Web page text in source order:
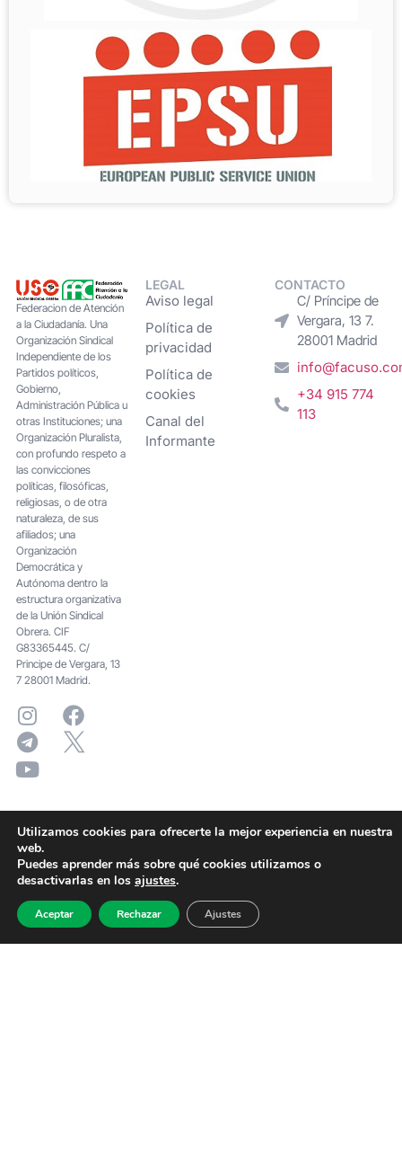
Federacion de Atención
a la Ciudadanía. Una
Organización Sindical
Independiente de los
Partidos políticos,
Gobierno,
Administración Pública u
otras Instituciones; una
Organización Pluralista,
con profundo respeto a
las convicciones
políticas, filosóficas,
religiosas, o de otra
naturaleza, de sus
afiliados; una
Organización
Democrática y
Autónoma dentro la
estructura organizativa
de la Unión Sindical
Obrera. CIF
G83365445. C/
Principe de Vergara, 13
7 28001 Madrid.
LEGAL
Aviso legal
Política de
privacidad
Política de
cookies
Canal del
Informante
CONTACTO
C/ Príncipe de
Vergara, 13 7.
28001 Madrid
+34 915 774
113
Utilizamos cookies para ofrecerte la mejor experiencia en nuestra
web.
Puedes aprender más sobre qué cookies utilizamos o
desactivarlas en los ajustes.
Aceptar Rechazar Ajustes